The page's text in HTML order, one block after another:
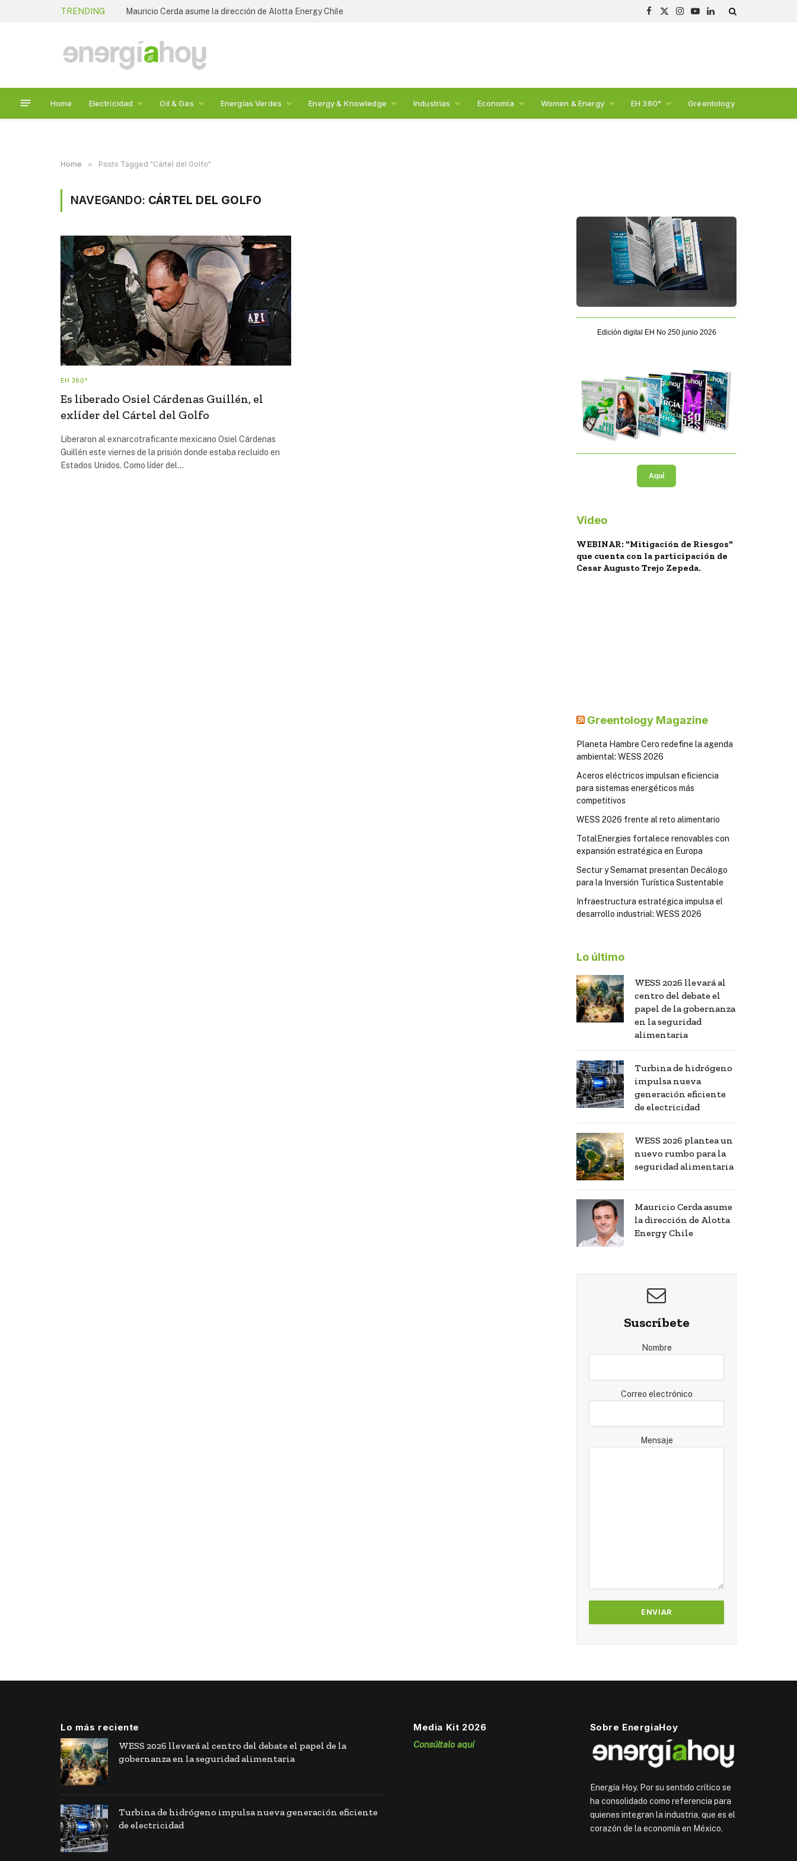
TRENDING Mauricio Cerda asume la dirección de Alotta Energy Chile
Facebook
X
Instagram
YouTubeLinkedIn
Home Electricidad Oil & Gas Energías Verdes Energy & Knowledge Industrias Economía Women & Energy EH 360° Greentology
Home » Posts Tagged "Cártel del Golfo"
NAVEGANDO: CÁRTEL DEL GOLFO
EH 360°
Es liberado Osiel Cárdenas Guillén, el
exlíder del Cártel del Golfo
Liberaron al exnarcotraficante mexicano Osiel Cárdenas
Guillén este viernes de la prisión donde estaba recluido en
Estados Unidos. Como líder del…
Edición digital EH No 250 junio 2026
Aquí
Video
WEBINAR: "Mitigación de Riesgos"
que cuenta con la participación de
Cesar Augusto Trejo Zepeda.
Greentology Magazine
Planeta Hambre Cero redefine la agenda
ambiental: WESS 2026
Aceros eléctricos impulsan eficiencia
para sistemas energéticos más
competitivos
WESS 2026 frente al reto alimentario
TotalEnergies fortalece renovables con
expansión estratégica en Europa
Sectur y Semarnat presentan Decálogo
para la Inversión Turística Sustentable
Infraestructura estratégica impulsa el
desarrollo industrial: WESS 2026
Lo último
WESS 2026 llevará al
centro del debate el
papel de la gobernanza
en la seguridad
alimentaria
Turbina de hidrógeno
impulsa nueva
generación eficiente
de electricidad
WESS 2026 plantea un
nuevo rumbo para la
seguridad alimentaria
Mauricio Cerda asume
la dirección de Alotta
Energy Chile
Suscríbete
Nombre
Correo electrónico
Mensaje
Lo más reciente
WESS 2026 llevará al centro del debate el papel de la
gobernanza en la seguridad alimentaria
Turbina de hidrógeno impulsa nueva generación eficiente
de electricidad
Media Kit 2026
Consúltalo aquí
Sobre EnergiaHoy
Energía Hoy. Por su sentido crítico se
ha consolidado como referencia para
quienes integran la industria, que es el
corazón de la economía en México.